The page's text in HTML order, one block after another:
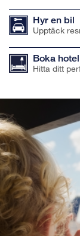
Hyr en bil
Upptäck
Boka
Hitta ditt